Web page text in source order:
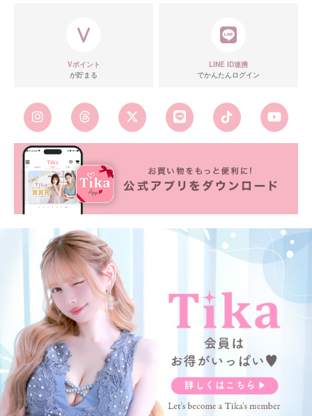
Vポイント
が貯まる
LINE ID連携
でかんたんログイン